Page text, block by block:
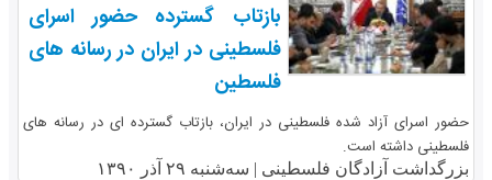
بازتاب گسترده حضور اسرای
فلسطینی در ایران در رسانه های
فلسطین
حضور اسرای آزاد شده فلسطینی در ایران، بازتاب گسترده ای در رسانه های
فلسطینی داشته است.
بزرگداشت آزادگان فلسطینی | سه‌شنبه ۲۹ آذر ۱۳۹۰